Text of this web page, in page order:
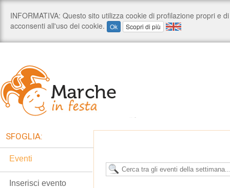
SFOGLIA:
Eventi
Inserisci evento